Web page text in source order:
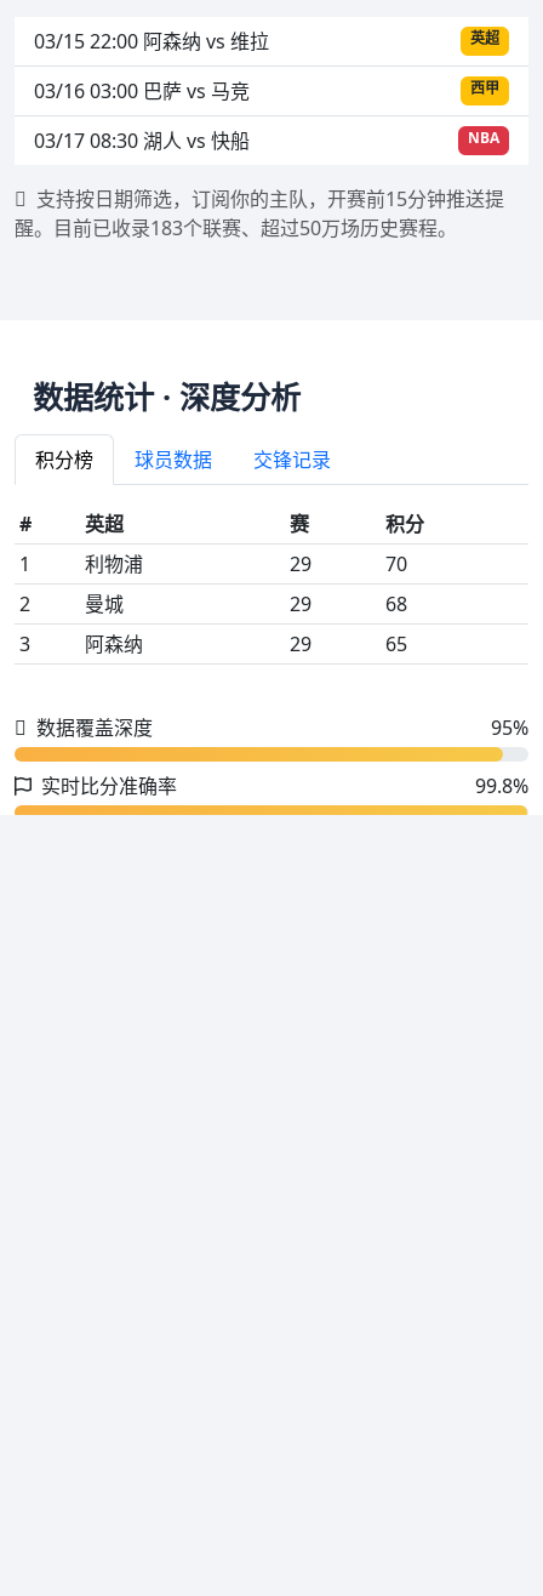
03/15 22:00 阿森纳 vs 维拉 英超
03/16 03:00 巴萨 vs 马竞 西甲
03/17 08:30 湖人 vs 快船 NBA
支持按日期筛选，订阅你的主队，开赛前15分钟推送提
醒。目前已收录183个联赛、超过50万场历史赛程。
数据统计 · 深度分析
积分榜 球员数据 交锋记录
# 英超 赛
积分
1
利物浦 29
70
2
曼城 29
68
3
阿森纳 29 65
数据覆盖深度 95%
实时比分准确率 99.8%